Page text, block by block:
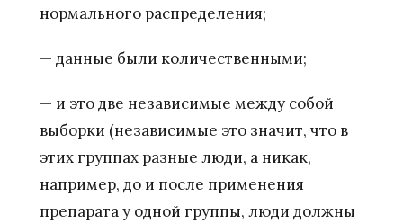
нормального распределения;
— данные были количественными;
— и это две независимые между собой
выборки (независимые это значит, что в
этих группах разные люди, а никак,
например, до и после применения
препарата у одной группы, люди должны